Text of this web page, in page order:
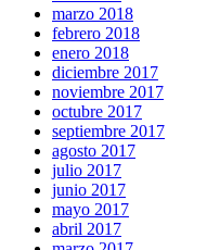
marzo 2018
febrero 2018
enero 2018
diciembre 2017
noviembre 2017
octubre 2017
septiembre 2017
agosto 2017
julio 2017
junio 2017
mayo 2017
abril 2017